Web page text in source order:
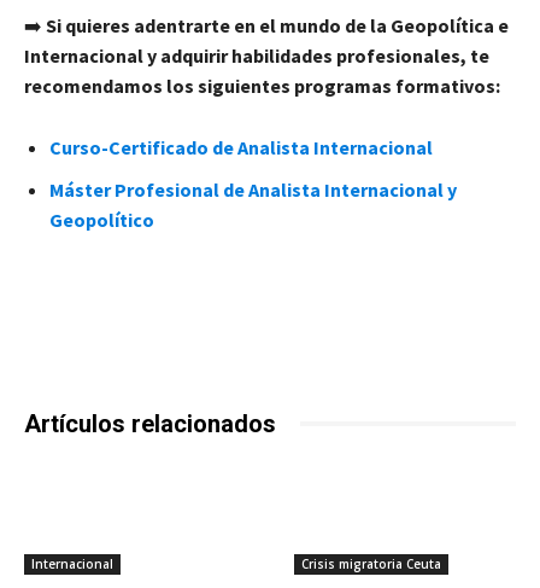
➡️ Si quieres adentrarte en el mundo de la Geopolítica e
Internacional y adquirir habilidades profesionales, te
recomendamos los siguientes programas formativos:
Curso-Certificado de Analista Internacional
Máster Profesional de Analista Internacional y
Geopolítico
Artículos relacionados
Internacional Crisis migratoria Ceuta